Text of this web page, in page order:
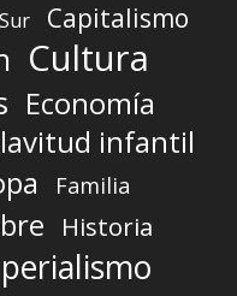
Capitalismo
Cultura
Economía
infantil
Familia
Historia